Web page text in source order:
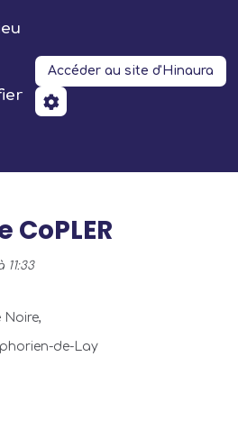
Accéder au site d'Hinaura
11:33
Noire,
de-Lay